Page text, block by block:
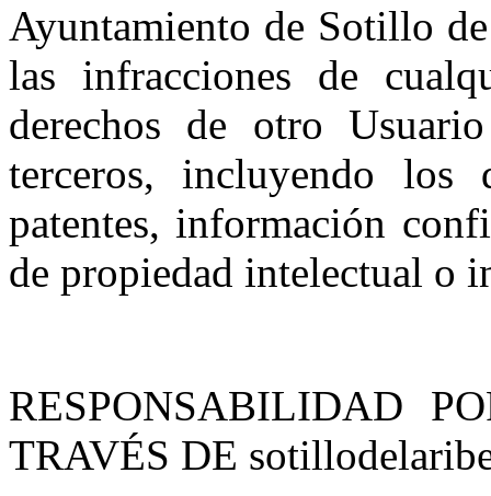
Ayuntamiento de Sotillo
las infracciones de
derechos de otro
terceros, incluyendo los
patentes, información
de propiedad intelectual o
RESPONSABILIDAD
TRAVÉS DE